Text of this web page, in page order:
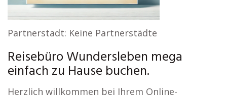
Partnerstadt: Keine Partnerstädte
Reisebüro Wundersleben mega
einfach zu Hause buchen.
Herzlich willkommen bei Ihrem Online-